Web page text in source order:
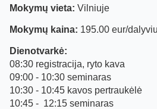
Mokymų vieta: Vilniuje
Mokymų kaina: 195.00 eur/
Dienotvarkė:
08:30 registracija, ryto kava
09:00 - 10:30 seminaras
10:30 - 10:45 kavos pertraukėlė
10:45 - 12:15 seminaras